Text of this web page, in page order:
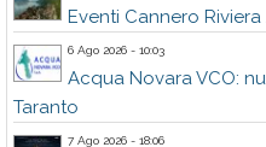
Eventi Cannero
6 Ago 2026 - 10:03
Acqua Novara VCO:
Taranto
7 Ago 2026 - 18:06